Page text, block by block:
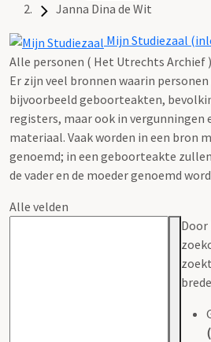
Janna Dina de Wit
Mijn Studiezaal
Alle personen ( Het Utrechts Archief )
Er zijn veel bronnen waarin
bijvoorbeeld geboorteakten,
registers, maar ook in vergunningen
materiaal. Vaak worden in een bron
genoemd; in een geboorteakte
de vader en de moeder genoemd
Alle velden
Door